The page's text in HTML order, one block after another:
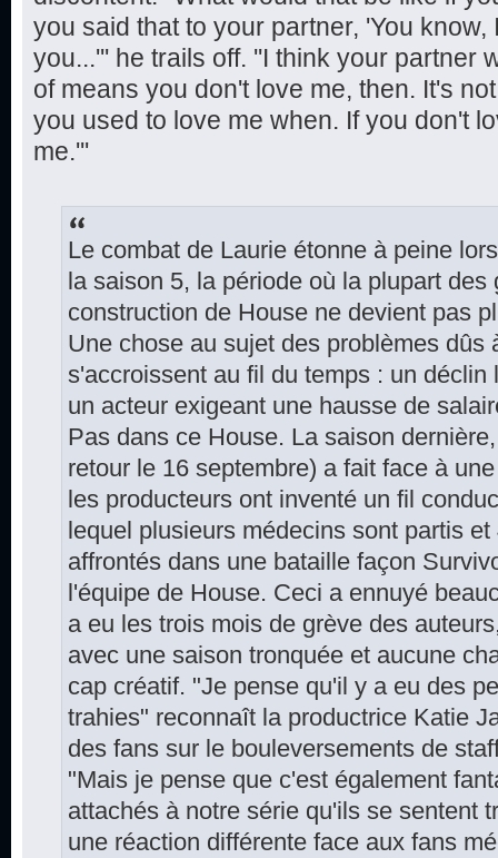
you said that to your partner, 'You
you...''' he trails off. ''I think your partner
of means you don't love me, then. It's
you used to love me when. If you don't
me.'''
Le combat de Laurie étonne à peine
la saison 5, la période où la plupart
construction de House ne devient pas
Une chose au sujet des problèmes dûs
s'accroissent au fil du temps : un
un acteur exigeant une hausse de
Pas dans ce House. La saison
retour le 16 septembre) a fait face à
les producteurs ont inventé un fil
lequel plusieurs médecins sont partis
affrontés dans une bataille façon
l'équipe de House. Ceci a ennuyé
a eu les trois mois de grève des
avec une saison tronquée et aucune
cap créatif. "Je pense qu'il y a eu des
trahies" reconnaît la productrice Katie
des fans sur le bouleversements de
"Mais je pense que c'est également
attachés à notre série qu'ils se sentent
une réaction différente face aux fans